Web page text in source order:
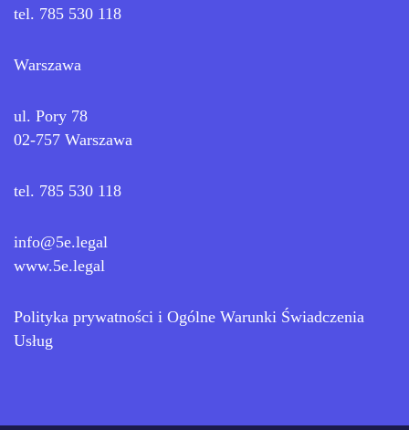
tel. 785 530 118
Warszawa
ul. Pory 78
02-757 Warszawa
tel. 785 530 118
info@5e.legal
www.5e.legal
Polityka prywatności i Ogólne Warunki Świadczenia
Usług